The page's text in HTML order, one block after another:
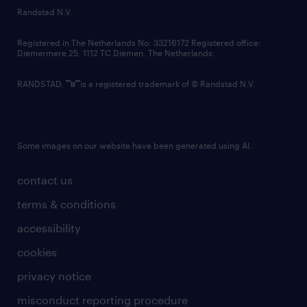
country websites
contact us
terms & conditions
accessibility
cookies
privacy notice
misconduct reporting procedure
Randstad N.V.
Registered in The Netherlands No: 33216172 Registered office:
Diemermere 25, 1112 TC Diemen, The Netherlands.
RANDSTAD, is a registered trademark of © Randstad N.V.
Some images on our website have been generated using AI.